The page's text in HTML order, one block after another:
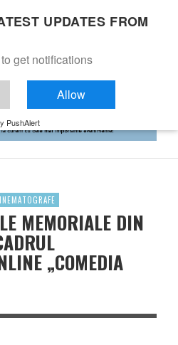
MEMORIALE DIN
„COMEDIA
UPDATES FROM
get notifications
Allow
PushAlert